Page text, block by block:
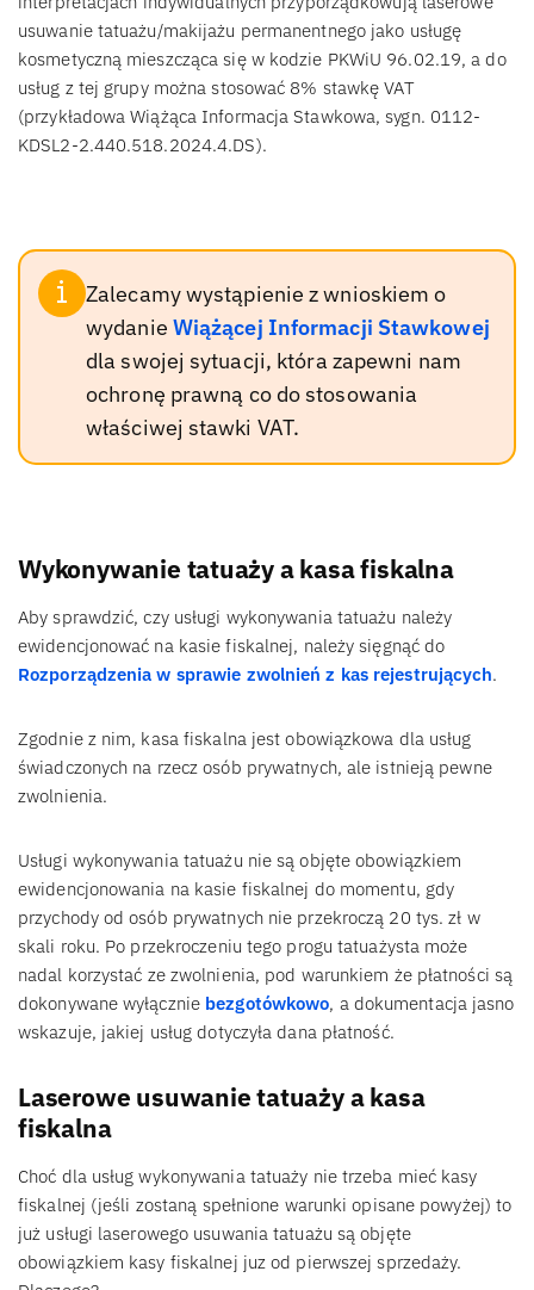
usuwanie tatuażu/makijażu permanentnego jako usługę
kosmetyczną mieszcząca się w kodzie PKWiU 96.02.19, a do
usług z tej grupy można stosować 8% stawkę VAT
(przykładowa Wiążąca Informacja Stawkowa, sygn. 0112-
KDSL2-2.440.518.2024.4.DS).
Zalecamy wystąpienie z wnioskiem o
wydanie Wiążącej Informacji Stawkowej
dla swojej sytuacji, która zapewni nam
ochronę prawną co do stosowania
właściwej stawki VAT.
Wykonywanie tatuaży a kasa fiskalna
Aby sprawdzić, czy usługi wykonywania tatuażu należy
ewidencjonować na kasie fiskalnej, należy sięgnąć do
Rozporządzenia w sprawie zwolnień z kas rejestrujących.
Zgodnie z nim, kasa fiskalna jest obowiązkowa dla usług
świadczonych na rzecz osób prywatnych, ale istnieją pewne
zwolnienia.
Usługi wykonywania tatuażu nie są objęte obowiązkiem
ewidencjonowania na kasie fiskalnej do momentu, gdy
przychody od osób prywatnych nie przekroczą 20 tys. zł w
skali roku. Po przekroczeniu tego progu tatuażysta może
nadal korzystać ze zwolnienia, pod warunkiem że płatności są
dokonywane wyłącznie bezgotówkowo, a dokumentacja jasno
wskazuje, jakiej usług dotyczyła dana płatność.
Laserowe usuwanie tatuaży a kasa
fiskalna
Choć dla usług wykonywania tatuaży nie trzeba mieć kasy
fiskalnej (jeśli zostaną spełnione warunki opisane powyżej) to
już usługi laserowego usuwania tatuażu są objęte
obowiązkiem kasy fiskalnej juz od pierwszej sprzedaży.